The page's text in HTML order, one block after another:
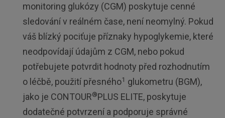
monitoring glukózy (CGM) poskytuje cenné
sledování v reálném čase, není neomylný. Pokud
váš blízký pociťuje příznaky hypoglykemie, které
neodpovídají údajům z CGM, nebo pokud
potřebujete potvrdit hodnoty před rozhodnutím
o léčbě, použití přesného1 glukometru (BGM),
jako je CONTOUR®PLUS ELITE, poskytuje
dodatečné potvrzení a podporuje správné